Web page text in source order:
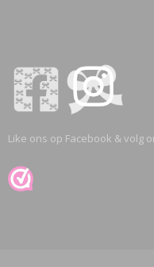
Like ons op Facebook & volg